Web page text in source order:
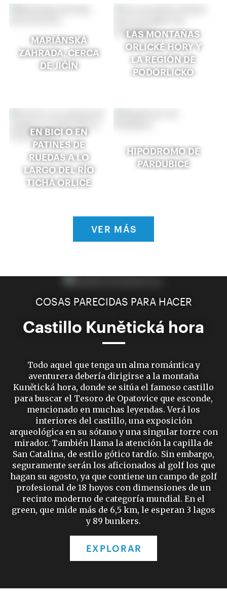
MARIÁNSKÁ
ZAHRADA, CERCA
DE JIČÍN
LAS MONTAÑAS
ORLICKÉ HORY Y
LA REGIÓN DE
PODORLICKO
EN BICI O EN
PATINES DE
RUEDAS A LO
LARGO DEL RÍO
TICHÁ ORLICE
HIPÓDROMO DE
PARDUBICE
VER MÁS
COSAS PARECIDAS PARA HACER
Castillo Kunětická hora
Todo aquel que tenga un alma romántica y
aventurera debería dirigirse a la montaña
Kunětická hora, donde se sitúa el famoso castillo
para buscar el Tesoro de Opatovice que esconde,
mencionado en muchas leyendas. Verá los
interiores del castillo, una exposición
arqueológica en su sótano y una singular torre con
mirador. También llama la atención la capilla de
San Catalina, de estilo gótico tardío. Sin embargo,
seguramente serán los aficionados al golf los que
hagan su agosto, ya que contiene un campo de golf
profesional de 18 hoyos con dimensiones de un
recinto moderno de categoría mundial. En el
green, que mide más de 6,5 km, le esperan 3 lagos
y 89 bunkers.
EXPLORAR